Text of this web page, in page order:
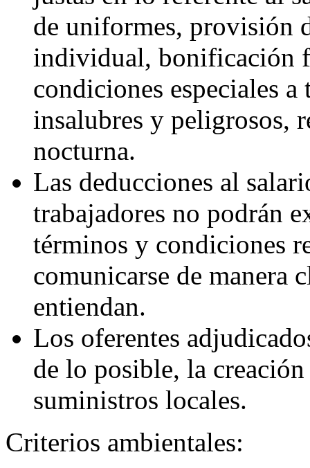
de uniformes, provisión
individual, bonificación
condiciones especiales a
insalubres y peligrosos,
nocturna.
Las deducciones al
trabajadores no podrán
términos y condiciones
comunicarse de manera
entiendan.
Los oferentes
de lo posible, la
suministros locales.
Criterios ambientales: